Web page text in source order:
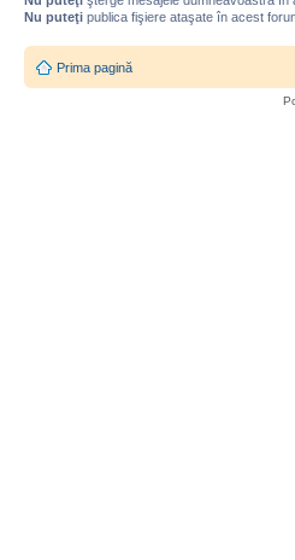
Nu puteţi publica fişiere ataşate în acest
Prima pagină